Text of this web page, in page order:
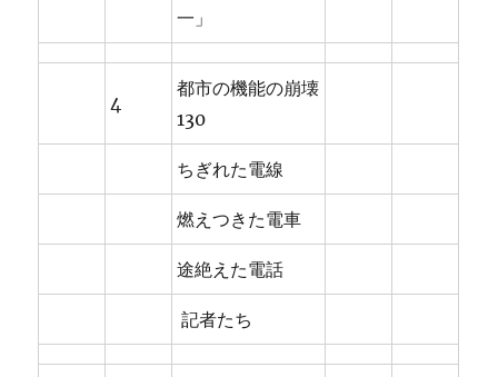
一」
4
都市の機能の崩壊
130
ちぎれた電線
燃えつきた電車
途絶えた電話
記者たち